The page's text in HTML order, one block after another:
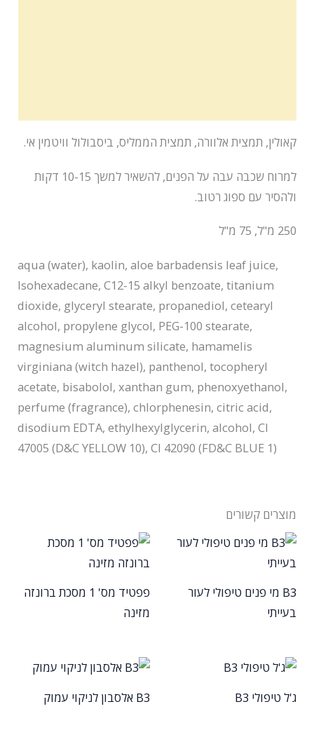
קאולין, תמצית אלוורה, תמצית הממליס, ביסבולול וויטמין אי.
למרוח שכבה עבה על הפנים, להשאיר למשך 10-15 דקות
ולהסיר עם ספוג רטוב.
250 מ"ל, 75 מ"ל
aqua (water), kaolin, aloe barbadensis leaf juice,
Isohexadecane, C12-15 alkyl benzoate, titanium
dioxide, glyceryl stearate, propanediol, cetearyl
alcohol, propylene glycol, PEG-100 stearate,
magnesium aluminum silicate, hamamelis
virginiana (witch hazel), panthenol, tocopheryl
acetate, bisabolol, xanthan gum, phenoxyethanol,
perfume (fragrance), chlorphenesin, citric acid,
disodium EDTA, ethylhexylglycerin, alcohol, Cl
47005 (D&C YELLOW 10), Cl 42090 (FD&C BLUE 1)
מוצרים קשורים
B3 מי פנים טיפולי לעור
בעייתי
פפטיד מס' 1 מסכת ברונזה
מזינה
ג'ל טיפולי B3 B3 אלסבון לניקוי עמוק